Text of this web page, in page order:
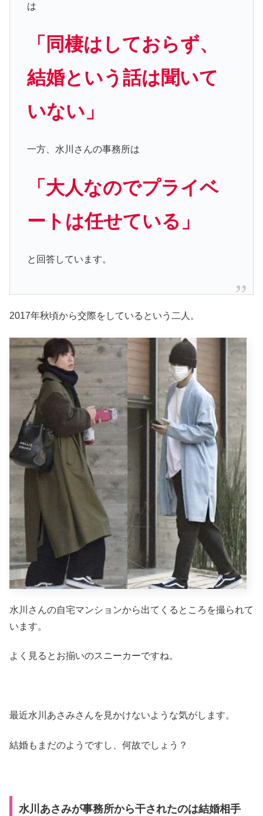
は
「同棲はしておらず、
結婚という話は聞いて
いない」
一方、水川さんの事務所は
「大人なのでプライベ
ートは任せている」
と回答しています。
2017年秋頃から交際をしているという二人。
水川さんの自宅マンションから出てくるところを撮られて
います。
よく見るとお揃いのスニーカーですね。
最近水川あさみさんを見かけないような気がします。
結婚もまだのようですし、何故でしょう？
水川あさみが事務所から干されたのは結婚相手